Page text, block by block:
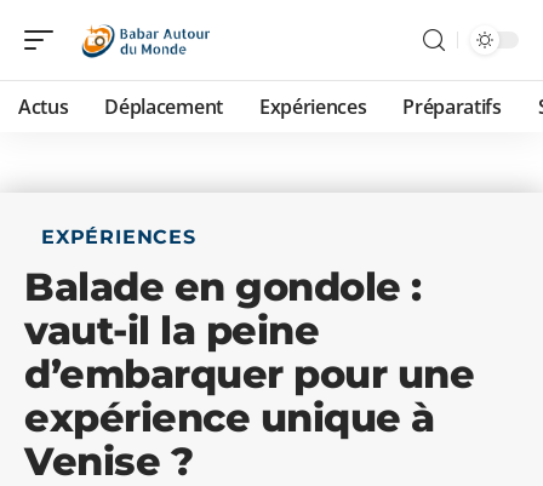
Actus Déplacement Expériences Préparatifs
EXPÉRIENCES
Balade en gondole :
vaut-il la peine
d’embarquer pour une
expérience unique à
Venise ?